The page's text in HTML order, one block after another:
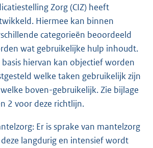
Zorg (CIZ) heeft
Hiermee kan binnen
categorieën beoordeeld
wat gebruikelijke hulp inhoudt.
basis hiervan kan objectief worden
welke taken gebruikelijk zijn
boven-gebruikelijk. Zie bijlage
2 voor deze richtlijn.
Er is sprake van mantelzorg
deze langdurig en intensief wordt